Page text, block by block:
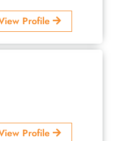
Profile
Profile